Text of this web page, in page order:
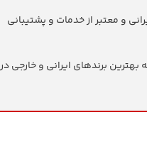
و معتبر از خدمات و پشتیبانی
بهترین برندهای ایرانی و خارجی در